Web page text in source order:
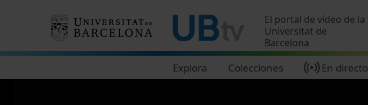
El portal de vídeo de la
Universitat de
Barcelona
Explora Colecciones En directo